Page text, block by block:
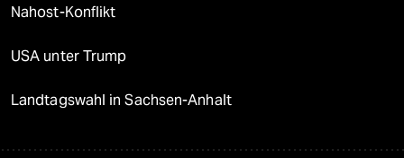
Nahost-Konflikt
USA unter Trump
Landtagswahl in Sachsen-Anhalt